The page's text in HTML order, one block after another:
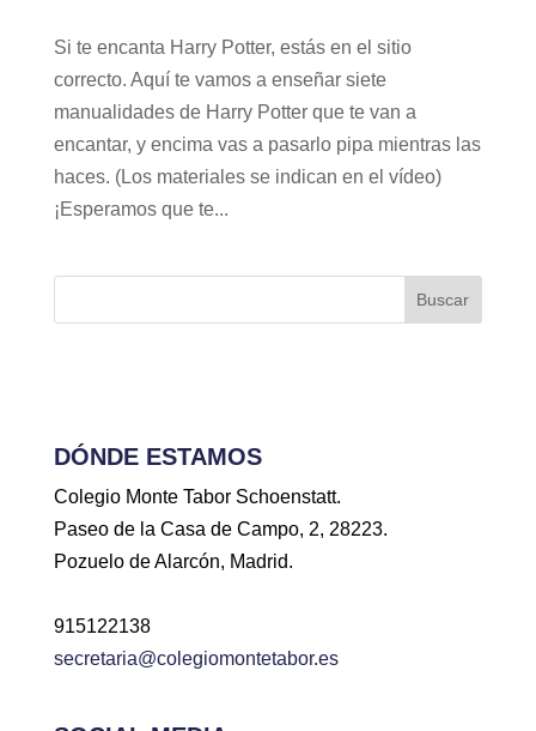
Si te encanta Harry Potter, estás en el sitio
correcto. Aquí te vamos a enseñar siete
manualidades de Harry Potter que te van a
encantar, y encima vas a pasarlo pipa mientras las
haces. (Los materiales se indican en el vídeo)
¡Esperamos que te...
Buscar
DÓNDE ESTAMOS
Colegio Monte Tabor Schoenstatt.
Paseo de la Casa de Campo, 2, 28223.
Pozuelo de Alarcón, Madrid.
915122138
secretaria@colegiomontetabor.es